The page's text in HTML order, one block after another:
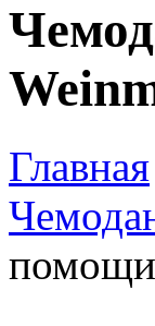
Главная
помощи